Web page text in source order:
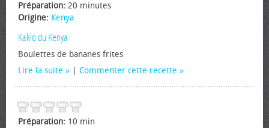
Préparation: 20 minutes
Origine: Kenya
Kaklo du Kenya
Boulettes de bananes frites
Lire la suite
Commenter cette recette
Préparation: 10 min